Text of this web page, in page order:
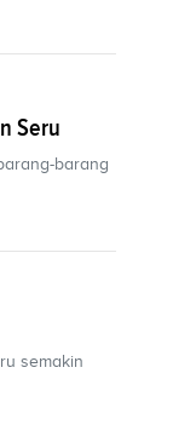
Seru
barang
semakin